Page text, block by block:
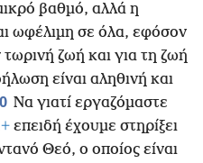
βαθμό, αλλά η
ωφέλιμη σε όλα, εφόσον
ζωή και για τη ζωή
είναι αληθινή και
Να γιατί εργαζόμαστε
+ επειδή έχουμε στηρίξει
Θεό, ο οποίος είναι